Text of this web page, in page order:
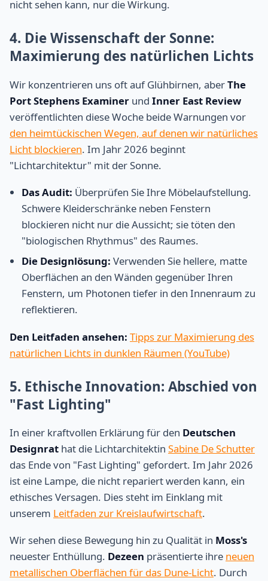
nicht sehen kann, nur die Wirkung.
4. Die Wissenschaft der Sonne:
Maximierung des natürlichen Lichts
Wir konzentrieren uns oft auf Glühbirnen, aberThe
Port Stephens Examiner und Inner East Review
veröffentlichten diese Woche beide Warnungen vor
den heimtückischen Wegen, auf denen wir natürliches
Licht blockieren. Im Jahr 2026 beginnt
"Lichtarchitektur" mit der Sonne.
Das Audit: Überprüfen Sie Ihre Möbelaufstellung.
Schwere Kleiderschränke neben Fenstern
blockieren nicht nur die Aussicht; sie töten den
"biologischen Rhythmus" des Raumes.
Die Designlösung: Verwenden Sie hellere, matte
Oberflächen an den Wänden gegenüber Ihren
Fenstern, um Photonen tiefer in den Innenraum zu
reflektieren.
Den Leitfaden ansehen: Tipps zur Maximierung des
natürlichen Lichts in dunklen Räumen (YouTube)
5. Ethische Innovation: Abschied von
"Fast Lighting"
In einer kraftvollen Erklärung für den Deutschen
Designrat hat die Lichtarchitektin Sabine De Schutter
das Ende von "Fast Lighting" gefordert. Im Jahr 2026
ist eine Lampe, die nicht repariert werden kann, ein
ethisches Versagen. Dies steht im Einklang mit
unserem Leitfaden zur Kreislaufwirtschaft.
Wir sehen diese Bewegung hin zu Qualität in Moss's
neuester Enthüllung. Dezeen präsentierte ihre neuen
metallischen Oberflächen für das Dune-Licht. Durch